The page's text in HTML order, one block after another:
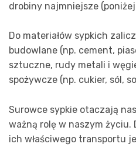
drobiny najmniejsze
Do materiałów sypkich
budowlane (np. cement,
sztuczne, rudy metali i
spożywcze (np. cukier, sól,
Surowce sypkie otaczają
ważną rolę w naszym
ich właściwego transportu